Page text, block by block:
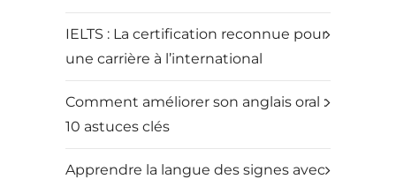
IELTS : La certification reconnue pour
une carrière à l’international
Comment améliorer son anglais oral :
10 astuces clés
Apprendre la langue des signes avec